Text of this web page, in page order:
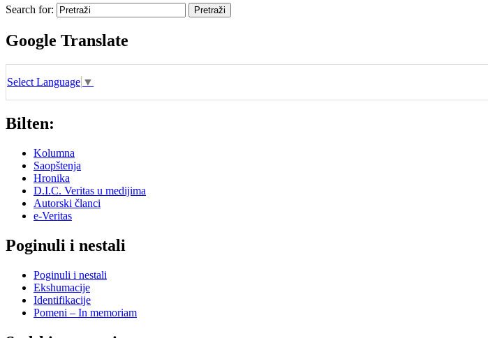
Search for:
Google Translate
Select Language ▼
Bilten:
Kolumna
Saopštenja
Hronika
D.I.C. Veritas u medijima
Autorski članci
e-Veritas
Poginuli i nestali
Poginuli i nestali
Ekshumacije
Identifikacije
Pomeni – In memoriam